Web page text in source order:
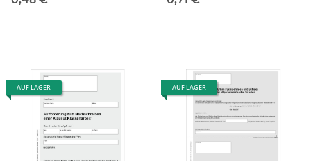
AUF LAGER AUF LAGER